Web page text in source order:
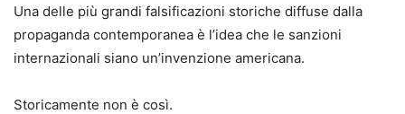
Una delle più grandi falsificazioni storiche diffuse dalla
propaganda contemporanea è l’idea che le sanzioni
internazionali siano un’invenzione americana.
Storicamente non è così.